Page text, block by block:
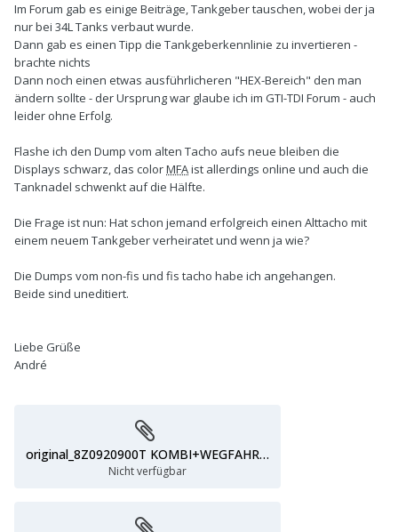
Im Forum gab es einige Beiträge, Tankgeber tauschen, wobei der ja
nur bei 34L Tanks verbaut wurde.
Dann gab es einen Tipp die Tankgeberkennlinie zu invertieren -
brachte nichts
Dann noch einen etwas ausführlicheren "HEX-Bereich" den man
ändern sollte - der Ursprung war glaube ich im GTI-TDI Forum - auch
leider ohne Erfolg.
Flashe ich den Dump vom alten Tacho aufs neue bleiben die
Displays schwarz, das colorMFAist allerdings online und auch die
Tanknadel schwenkt auf die Hälfte.
Die Frage ist nun: Hat schon jemand erfolgreich einen Alttacho mit
einem neuem Tankgeber verheiratet und wenn ja wie?
Die Dumps vom non-fis und fis tacho habe ich angehangen.
Beide sind uneditiert.
Liebe Grüße
André
original_8Z0920900T KOMBI+WEGFAHRS. VDO D04.BIN
Nicht verfügbar